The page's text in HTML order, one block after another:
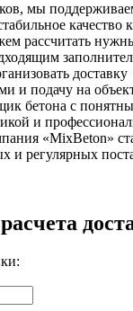
мы
рассчитать
доставку
и подачу на
бетона с
и
«MixBeton»
и регулярных